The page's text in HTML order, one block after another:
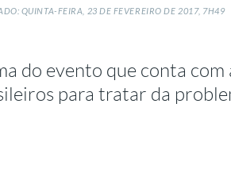
QUINTA-FEIRA, 23 DE FEVEREIRO DE 2017, 7H49
do evento que conta com
para tratar da